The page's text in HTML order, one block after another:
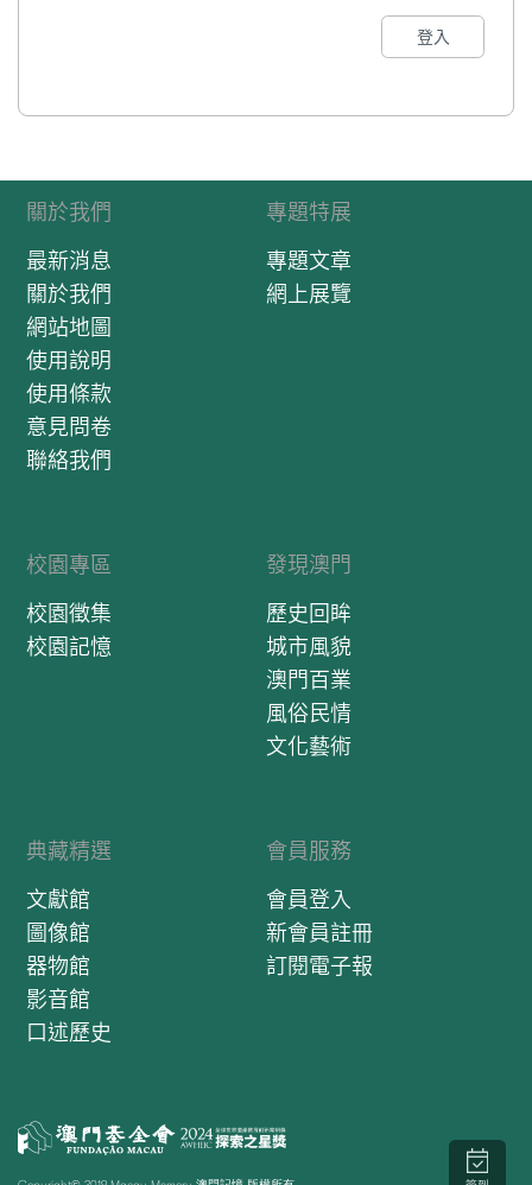
登入
關於我們
最新消息
關於我們
網站地圖
使用說明
使用條款
意見問卷
聯絡我們
專題特展
專題文章
網上展覽
校園專區
校園徵集
校園記憶
發現澳門
歷史回眸
城市風貌
澳門百業
風俗民情
文化藝術
典藏精選
文獻館
圖像館
器物館
影音館
口述歷史
會員服務
會員登入
新會員註冊
訂閱電子報